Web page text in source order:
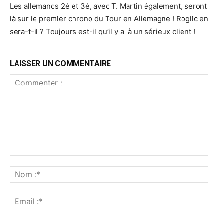
Les allemands 2é et 3é, avec T. Martin également, seront
là sur le premier chrono du Tour en Allemagne ! Roglic en
sera-t-il ? Toujours est-il qu’il y a là un sérieux client !
LAISSER UN COMMENTAIRE